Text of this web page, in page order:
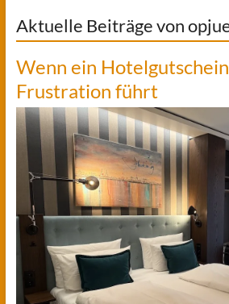
Aktuelle Beiträge von
Wenn ein
Frustration führt